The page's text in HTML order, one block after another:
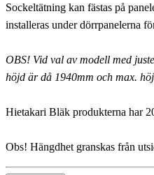
Sockeltätning kan fästas på
installeras under dörrpanelerna
OBS! Vid val av modell med
höjd är då 1940mm och max.
Hietakari Bläk produkterna har
Obs! Hängdhet granskas från